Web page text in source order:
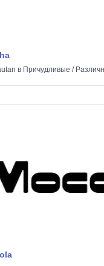
в Причудливые /